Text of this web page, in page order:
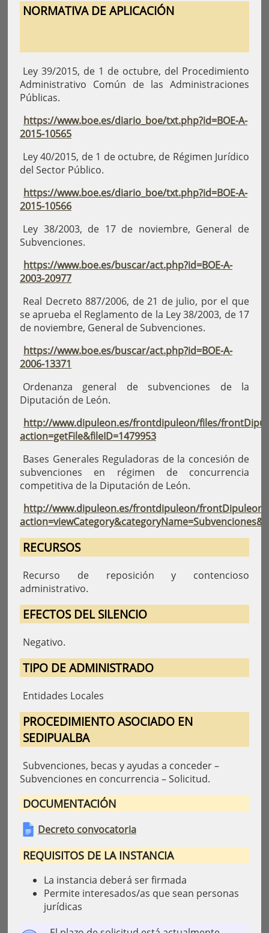
NORMATIVA DE APLICACIÓN
Ley 39/2015, de 1 de octubre, del Procedimiento
Administrativo Común de las Administraciones
Públicas.
https://www.boe.es/diario_boe/txt.php?id=BOE-A-
2015-10565
Ley 40/2015, de 1 de octubre, de Régimen Jurídico
del Sector Público.
https://www.boe.es/diario_boe/txt.php?id=BOE-A-
2015-10566
Ley 38/2003, de 17 de noviembre, General de
Subvenciones.
https://www.boe.es/buscar/act.php?id=BOE-A-
2003-20977
Real Decreto 887/2006, de 21 de julio, por el que
se aprueba el Reglamento de la Ley 38/2003, de 17
de noviembre, General de Subvenciones.
https://www.boe.es/buscar/act.php?id=BOE-A-
2006-13371
Ordenanza general de subvenciones de la
Diputación de León.
http://www.dipuleon.es/frontdipuleon/files/
action=getFile&fileID=1479953
Bases Generales Reguladoras de la concesión de
subvenciones en régimen de concurrencia
competitiva de la Diputación de León.
http://www.dipuleon.es/frontdipuleon/
RECURSOS
Recurso de reposición y contencioso
administrativo.
EFECTOS DEL SILENCIO
Negativo.
TIPO DE ADMINISTRADO
Entidades Locales
PROCEDIMIENTO ASOCIADO EN
SEDIPUALBA
Subvenciones, becas y ayudas a conceder –
Subvenciones en concurrencia – Solicitud.
DOCUMENTACIÓN
Decreto convocatoria
REQUISITOS DE LA INSTANCIA
La instancia deberá ser firmada
Permite interesados/as que sean personas
jurídicas